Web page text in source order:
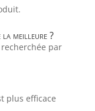
meilleure ?
par
plus efficace